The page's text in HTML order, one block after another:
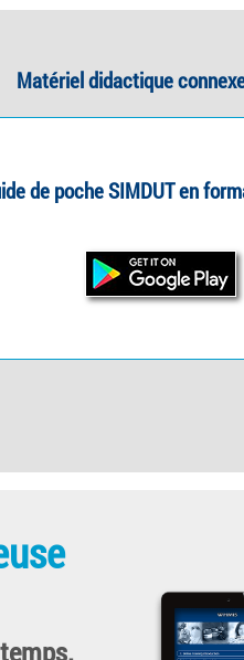
Matériel didactique
de poche SIMDUT en